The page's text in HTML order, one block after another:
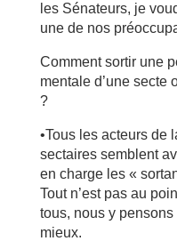
les Sénateurs, je
une de nos
Comment sortir une
mentale d’une secte
?
•Tous les acteurs de
sectaires semblent
en charge les «
Tout n’est pas au
tous, nous y
mieux.